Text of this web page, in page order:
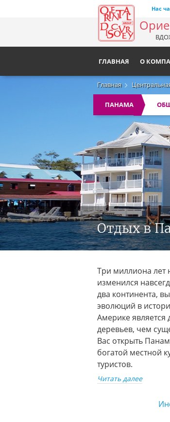
Главная
ПАНАМА
Отдых в
Три миллиона лет
изменился
два континента,
эволюций в
Америке является
деревьев, чем
Вас открыть
богатой местной
туристов.
Читать далее
Нас
ГЛАВНАЯ О
Регионы
Австралия и Океания
Африка
Ближний Восток
Восточная Азия
Европа
Карибский бассейн
Острова Индийского
Северная Америка
Центральная Америка
Юго-Восточная Азия
Южная Америка
Южный Кавказ